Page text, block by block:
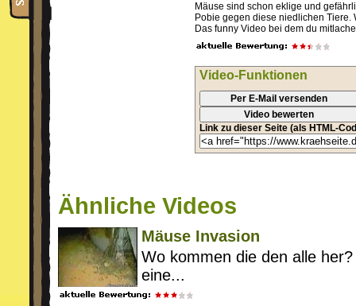
Mäuse sind schon eklige und
Pobie gegen diese niedlichen Tiere.
Das funny Video bei dem du
Video-Funktionen
Per E-Mail versenden
Video bewerten
Link zu dieser Seite (als HTML-
Ähnliche Videos
Mäuse Invasion
Wo kommen die den alle
eine...